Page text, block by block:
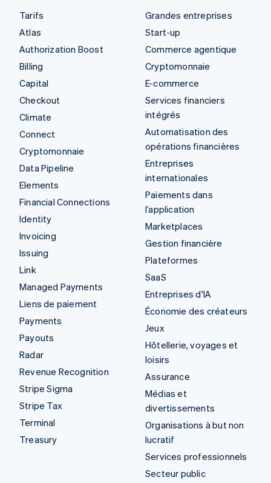
Tarifs
Atlas
Authorization Boost
Billing
Capital
Checkout
Climate
Connect
Cryptomonnaie
Data Pipeline
Elements
Financial Connections
Identity
Invoicing
Issuing
Link
Managed Payments
Liens de paiement
Payments
Payouts
Radar
Revenue Recognition
Stripe Sigma
Stripe Tax
Terminal
Treasury
Grandes entreprises
Start-up
Commerce agentique
Cryptomonnaie
E-commerce
Services financiers
intégrés
Automatisation des
opérations financières
Entreprises
internationales
Paiements dans
l’application
Marketplaces
Gestion financière
Plateformes
SaaS
Entreprises d'IA
Économie des créateurs
Jeux
Hôtellerie, voyages et
loisirs
Assurance
Médias et
divertissements
Organisations à but non
lucratif
Services professionnels
Secteur public